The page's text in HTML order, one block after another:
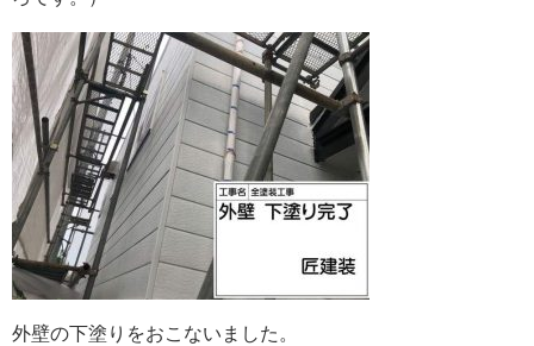
外壁の下塗りをおこないました。